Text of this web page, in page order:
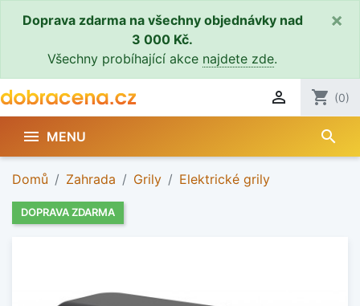
Doprava zdarma na všechny objednávky nad
3 000 Kč.
Všechny probíhající akce najdete zde.
×
 shopping_cart (0)
 MENU search
Domů Zahrada Grily Elektrické grily
DOPRAVA ZDARMA